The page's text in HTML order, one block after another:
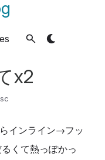
x2
インライン→フッ
くて熱っぽかっ